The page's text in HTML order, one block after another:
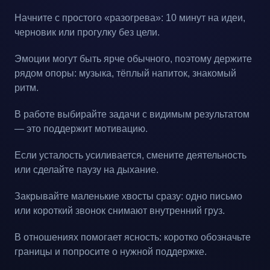
Начните с простого «разогрева»: 10 минут на идеи,
черновик или прогулку без цели.
Эмоции могут быть ярче обычного, поэтому держите
рядом опоры: музыка, тёплый напиток, знакомый
ритм.
В работе выбирайте задачи с видимым результатом
— это поддержит мотивацию.
Если усталость усиливается, смените деятельность
или сделайте паузу на дыхание.
Закрывайте маленькие хвосты сразу: одно письмо
или короткий звонок снимают внутренний груз.
В отношениях помогает ясность: коротко обозначьте
границы и попросите о нужной поддержке.